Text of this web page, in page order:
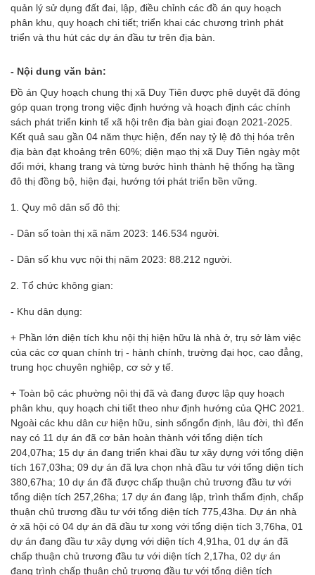
quản lý sử dụng đất đai, lập, điều chỉnh các đồ án quy hoạch
phân khu, quy hoạch chi tiết; triển khai các chương trình phát
triển và thu hút các dự án đầu tư trên địa bàn.
- Nội dung văn bản:
Đồ án Quy hoạch chung thị xã Duy Tiên được phê duyệt đã đóng
góp quan trọng trong việc định hướng và hoạch định các chính
sách phát triển kinh tế xã hội trên địa bàn giai đoạn 2021-2025.
Kết quả sau gần 04 năm thực hiện, đến nay tỷ lệ đô thị hóa trên
địa bàn đạt khoảng trên 60%; diện mạo thị xã Duy Tiên ngày một
đổi mới, khang trang và từng bước hình thành hệ thống hạ tầng
đô thị đồng bộ, hiện đại, hướng tới phát triển bền vững.
1. Quy mô dân số đô thị:
- Dân số toàn thị xã năm 2023: 146.534 người.
- Dân số khu vực nội thị năm 2023: 88.212 người.
2. Tổ chức không gian:
- Khu dân dụng:
+ Phần lớn diện tích khu nội thị hiện hữu là nhà ở, trụ sở làm việc
của các cơ quan chính trị - hành chính, trường đại học, cao đẳng,
trung học chuyên nghiệp, cơ sở y tế.
+ Toàn bộ các phường nội thị đã và đang được lập quy hoạch
phân khu, quy hoạch chi tiết theo như định hướng của QHC 2021.
Ngoài các khu dân cư hiện hữu, sinh sốngổn định, lâu đời, thì đến
nay có 11 dự án đã cơ bản hoàn thành với tổng diện tích
204,07ha; 15 dự án đang triển khai đầu tư xây dựng với tổng diện
tích 167,03ha; 09 dự án đã lựa chọn nhà đầu tư với tổng diện tích
380,67ha; 10 dự án đã được chấp thuận chủ trương đầu tư với
tổng diện tích 257,26ha; 17 dự án đang lập, trình thẩm định, chấp
thuận chủ trương đầu tư với tổng diện tích 775,43ha. Dự án nhà
ở xã hội có 04 dự án đã đầu tư xong với tổng diện tích 3,76ha, 01
dự án đang đầu tư xây dựng với diện tích 4,91ha, 01 dự án đã
chấp thuận chủ trương đầu tư với diện tích 2,17ha, 02 dự án
đang trình chấp thuận chủ trương đầu tư với tổng diện tích